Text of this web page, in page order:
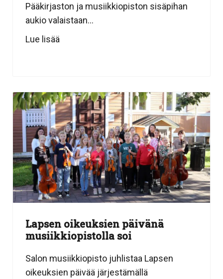
Pääkirjaston ja musiikkiopiston sisäpihan
aukio valaistaan...
Lue lisää
Lapsen oikeuksien päivänä
musiikkiopistolla soi
Salon musiikkiopisto juhlistaa Lapsen
oikeuksien päivää järjestämällä